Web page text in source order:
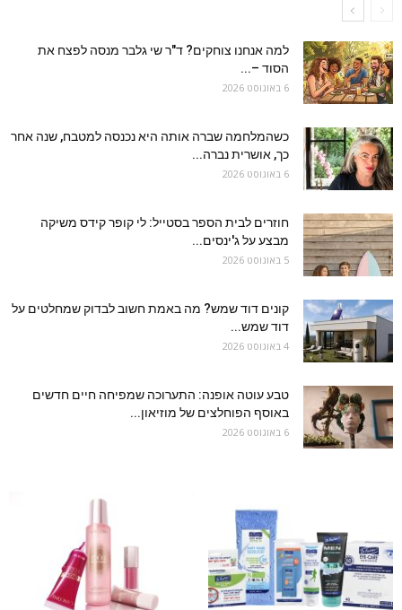
למה אנחנו צוחקים? ד"ר שי גלבר מנסה לפצח את
הסוד –...
6 באוגוסט 2026
כשהמלחמה שברה אותה היא נכנסה למטבח, שנה אחר
כך, אושרית נברה...
6 באוגוסט 2026
חוזרים לבית הספר בסטייל: לי קופר קידס משיקה
מבצע על ג'ינסים...
5 באוגוסט 2026
קונים דוד שמש? מה באמת חשוב לבדוק שמחלטים על
דוד שמש...
4 באוגוסט 2026
טבע עוטה אופנה: התערוכה שמפיחה חיים חדשים
באוסף הפוחלצים של מוזיאון...
6 באוגוסט 2026